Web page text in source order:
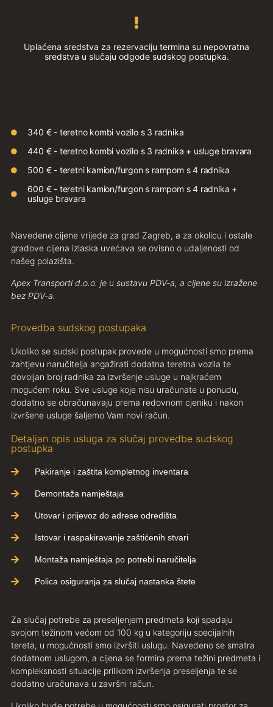
Uplaćena sredstva za rezervaciju termina su nepovratna
sredstva u slučaju odgode sudskog postupka.
340 € - teretno kombi vozilo s 3 radnika
440 € - teretno kombi vozilo s 3 radnika + usluge bravara
500 € - teretni kamion/furgon s rampom s 4 radnika
600 € - teretni kamion/furgon s rampom s 4 radnika +
usluge bravara
Navedene cijene vrijede za grad Zagreb, a za okolicu i ostale
gradove cijena izlaska uvećava se ovisno o udaljenosti od
našeg polazišta.
Apex Transporti d.o.o. je u sustavu PDV-a, a cijene su izražene
bez PDV-a.
Provedba sudskog postupaka
Ukoliko se sudski postupak provede u mogućnosti smo prema
zahtjevu naručitelja angažirati dodatna teretna vozila te
dovoljan broj radnika za izvršenje usluge u najkraćem
mogućem roku. Sve usluge koje nisu uračunate u ponudu,
dodatno se obračunavaju prema redovnom cjeniku i nakon
izvršene usluge šaljemo Vam novi račun.
Detaljan opis usluga za slučaj provedbe sudskog
postupka
Pakiranje i zaštita kompletnog inventara
Demontaža namještaja
Utovar i prijevoz do adrese odredišta
Istovar i raspakiravanje zaštićenih stvari
Montaža namještaja po potrebi naručitelja
Polica osiguranja za slučaj nastanka štete
Za slučaj potrebe za preseljenjem predmeta koji spadaju
svojom težinom većom od 100 kg u kategoriju specijalnih
tereta, u mogućnosti smo izvršiti uslugu. Navedeno se smatra
dodatnom uslugom, a cijena se formira prema težini predmeta i
kompleksnosti situacije prilikom izvršenja preseljenja te se
dodatno uračunava u završni račun.